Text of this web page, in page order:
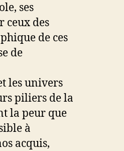
ses
ceux des
de ces
de
les univers
piliers de la
la peur que
à
acquis,